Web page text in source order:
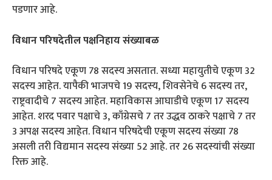
पडणार आहे.
विधान परिषदेतील पक्षनिहाय संख्याबळ
विधान परिषदे एकूण 78 सदस्य असतात. सध्या महायुतीचे एकूण 32
सदस्य आहेत. यापैकी भाजपचे 19 सदस्य, शिवसेनेचे 6 सदस्य तर,
राष्ट्रवादीचे 7 सदस्य आहेत. महाविकास आघाडीचे एकूण 17 सदस्य
आहेत. शरद पवार पक्षाचे 3, काँग्रेसचे 7 तर उद्धव ठाकरे पक्षाचे 7 तर
3 अपक्ष सदस्य आहेत. विधान परिषदेची एकूण सदस्य संख्या 78
असली तरी विद्यमान सदस्य संख्या 52 आहे. तर 26 सदस्यांची संख्या
रिक्त आहे.